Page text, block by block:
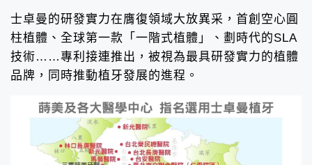
士卓曼的研發實力在膺復領域大放異采，首創空心圓
柱植體、全球第一款「一階式植體」、劃時代的SLA
技術……專利接連推出，被視為最具研發實力的植體
品牌，同時推動植牙發展的進程。